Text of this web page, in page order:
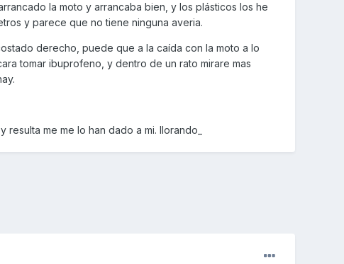
la moto y arrancaba bien, y los plásticos los he
y parece que no tiene ninguna averia.
derecho, puede que a la caída con la moto a lo
tomar ibuprofeno, y dentro de un rato mirare mas
me me lo han dado a mi. llorando_